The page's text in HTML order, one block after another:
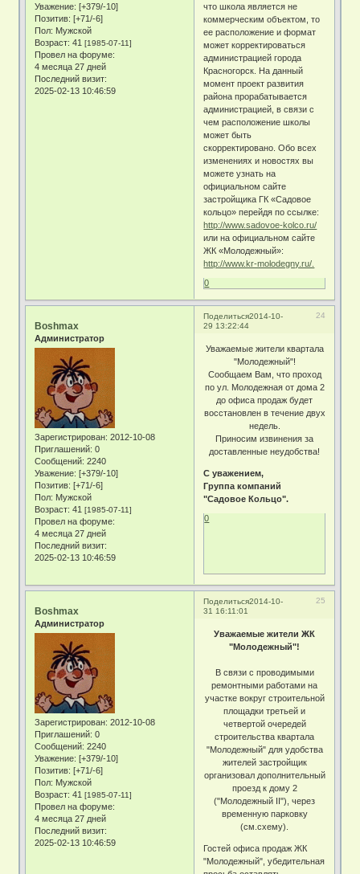
Уважение: [+379/-10]
Позитив: [+71/-6]
Пол: Мужской
Возраст: 41[1985-07-11]
Провел на форуме:
4 месяца 27 дней
Последний визит:
2025-02-13 10:46:59
что школа является не
коммерческим объектом, то
ее расположение и формат
может корректироваться
администрацией города
Красногорск. На данный
момент проект развития
района прорабатывается
администрацией, в связи с
чем расположение школы
может быть
скорректировано. Обо всех
изменениях и новостях вы
можете узнать на
официальном сайте
застройщика ГК «Садовое
кольцо» перейдя по ссылке:
http://www.sadovoe-kolco.ru/
или на официальном сайте
ЖК «Молодежный»:
http://www.kr-molodegny.ru/.
0
Поделиться 24
2014-10-
29 13:22:44
Boshmax
Администратор
Зарегистрирован: 2012-10-08
Приглашений: 0
Сообщений: 2240
Уважение: [+379/-10]
Позитив: [+71/-6]
Пол: Мужской
Возраст: 41[1985-07-11]
Провел на форуме:
4 месяца 27 дней
Последний визит:
2025-02-13 10:46:59
Уважаемые жители квартала
"Молодежный"!
Сообщаем Вам, что проход
по ул. Молодежная от дома 2
до офиса продаж будет
восстановлен в течение двух
недель.
Приносим извинения за
доставленные неудобства!
С уважением,
Группа компаний
"Садовое Кольцо".
0
Поделиться 25
2014-10-
31 16:11:01
Boshmax
Администратор
Зарегистрирован: 2012-10-08
Приглашений: 0
Сообщений: 2240
Уважение: [+379/-10]
Позитив: [+71/-6]
Пол: Мужской
Возраст: 41[1985-07-11]
Провел на форуме:
4 месяца 27 дней
Последний визит:
2025-02-13 10:46:59
Уважаемые жители ЖК
"Молодежный"!
В связи с проводимыми
ремонтными работами на
участке вокруг строительной
площадки третьей и
четвертой очередей
строительства квартала
"Молодежный" для удобства
жителей застройщик
организовал дополнительный
проезд к дому 2
("Молодежный II"), через
временную парковку
(см.схему).
Гостей офиса продаж ЖК
"Молодежный", убедительная